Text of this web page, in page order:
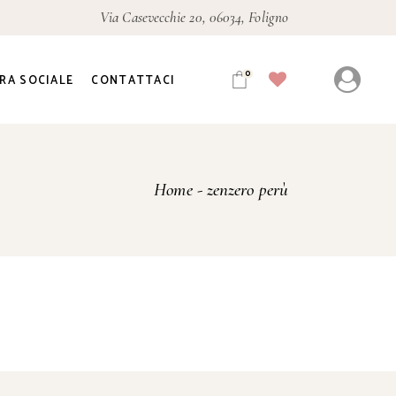
Via Casevecchie 20, 06034, Foligno
SOCIALE CONTATTACI 0
Home zenzero perù